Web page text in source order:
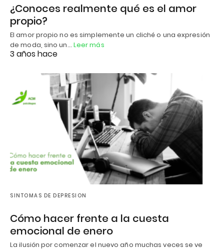
¿Conoces realmente qué es el amor
propio?
El amor propio no es simplemente un cliché o una expresión
de moda, sino un… Leer más
3 años hace
SINTOMAS DE DEPRESION
Cómo hacer frente a la cuesta
emocional de enero
La ilusión por comenzar el nuevo año muchas veces se ve